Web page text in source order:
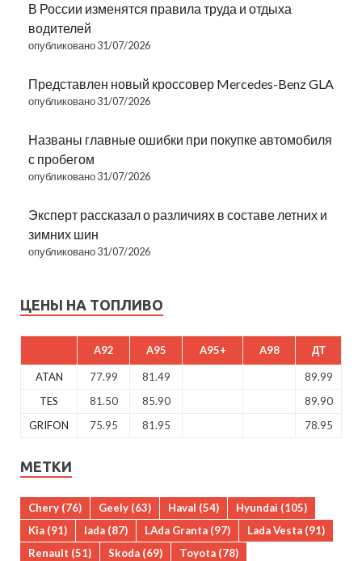
В России изменятся правила труда и отдыха
водителей
опубликовано 31/07/2026
Представлен новый кроссовер Mercedes-Benz GLA
опубликовано 31/07/2026
Названы главные ошибки при покупке автомобиля
с пробегом
опубликовано 31/07/2026
Эксперт рассказал о различиях в составе летних и
зимних шин
опубликовано 31/07/2026
ЦЕНЫ НА ТОПЛИВО
A92 A95 A95+ A98 ДТ
ATAN 77.99 81.49
89.99
TES
81.50 85.90
89.90
GRIFON
75.95 81.95 78.95
МЕТКИ
Chery (76) Geely (63) Haval (54) Hyundai (105)
Kia (91) lada (87) LAda Granta (97) Lada Vesta (91)
Renault (51) Skoda (69) Toyota (78)